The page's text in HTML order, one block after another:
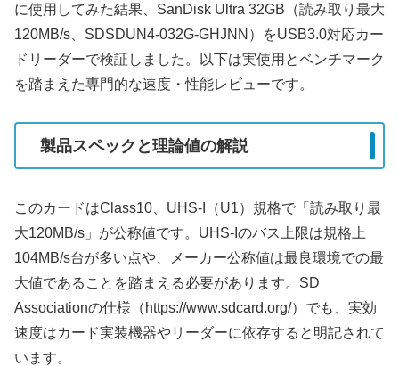
に使用してみた結果、SanDisk Ultra 32GB（読み取り最大
120MB/s、SDSDUN4-032G-GHJNN）をUSB3.0対応カー
ドリーダーで検証しました。以下は実使用とベンチマーク
を踏まえた専門的な速度・性能レビューです。
製品スペックと理論値の解説
このカードはClass10、UHS-I（U1）規格で「読み取り最
大120MB/s」が公称値です。UHS-Iのバス上限は規格上
104MB/s台が多い点や、メーカー公称値は最良環境での最
大値であることを踏まえる必要があります。SD
Associationの仕様（https://www.sdcard.org/）でも、実効
速度はカード実装機器やリーダーに依存すると明記されて
います。